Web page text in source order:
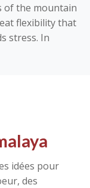
of the mountain
flexibility that
stress. In
idées pour
des